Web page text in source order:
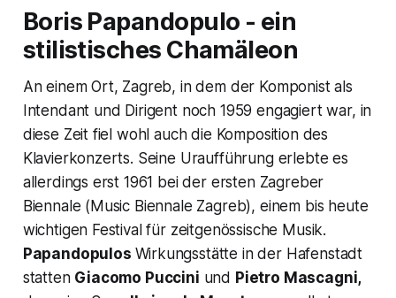
Boris Papandopulo - ein
stilistisches Chamäleon
An einem Ort, Zagreb, in dem der Komponist als
Intendant und Dirigent noch 1959 engagiert war, in
diese Zeit fiel wohl auch die Komposition des
Klavierkonzerts. Seine Uraufführung erlebte es
allerdings erst 1961 bei der ersten Zagreber
Biennale (Music Biennale Zagreb), einem bis heute
wichtigen Festival für zeitgenössische Musik.
Papandopulos Wirkungsstätte in der Hafenstadt
statten Giacomo Puccini und Pietro Mascagni,